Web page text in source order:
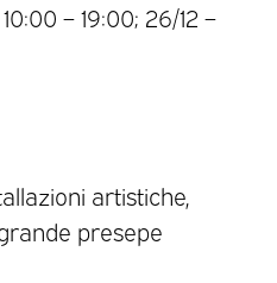
– 19:00; 26/12 –
artistiche,
presepe